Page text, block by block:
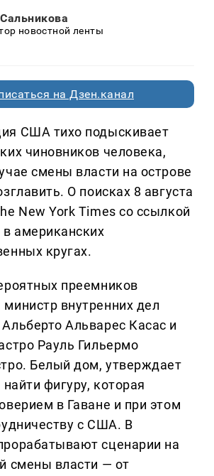
новостной ленты
на Дзен.канал
США тихо подыскивает
чиновников человека,
смены власти на острове
О поисках 8 августа
New York Times со ссылкой
в американских
кругах.
преемников
внутренних дел
Альварес Касас и
Рауль Гильермо
Белый дом, утверждает
найти фигуру, которая
в Гаване и при этом
с США. В
сценарии на
смены власти — от